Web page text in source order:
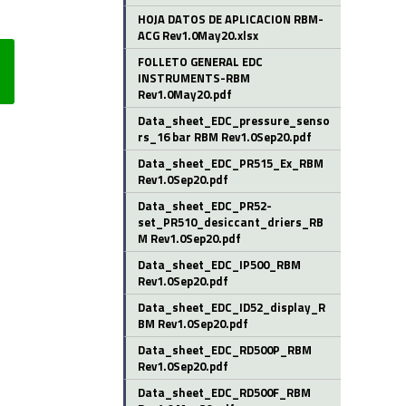
HOJA DATOS DE APLICACION RBM-
ACG Rev1.0May20.xlsx
FOLLETO GENERAL EDC
INSTRUMENTS-RBM
Rev1.0May20.pdf
Data_sheet_EDC_pressure_senso
rs_16 bar RBM Rev1.0Sep20.pdf
Data_sheet_EDC_PR515_Ex_RBM
Rev1.0Sep20.pdf
Data_sheet_EDC_PR52-
set_PR510_desiccant_driers_RB
M Rev1.0Sep20.pdf
Data_sheet_EDC_IP500_RBM
Rev1.0Sep20.pdf
Data_sheet_EDC_ID52_display_R
BM Rev1.0Sep20.pdf
Data_sheet_EDC_RD500P_RBM
Rev1.0Sep20.pdf
Data_sheet_EDC_RD500F_RBM